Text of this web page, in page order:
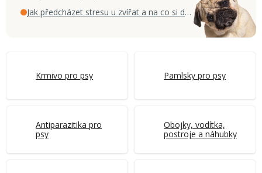
Jak předcházet stresu u zvířat a na co si dát pozor Poradíme
Krmivo pro psy Pamlsky pro psy
Antiparazitika pro
psy
Obojky, vodítka,
postroje a náhubky